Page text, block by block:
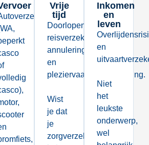
Vrije
tijd
Doorlopende
reisverzekering,
annuleringsverzekering
en
pleziervaartuigverzekering.
Wist
je dat
je
zorgverzekering
Inkomen
en
leven
en
Niet
het
leukste
onderwerp,
wel